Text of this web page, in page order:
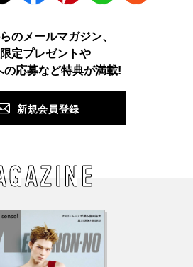
Facebook Pinterest LINE
のメールマガジン、
定プレゼントや
の応募など特典が満載!
新規会員登録